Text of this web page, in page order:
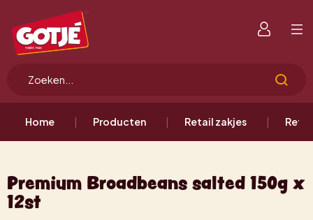
Home Producten Retail zakjes
Premium Broadbeans salted 150g x
12st